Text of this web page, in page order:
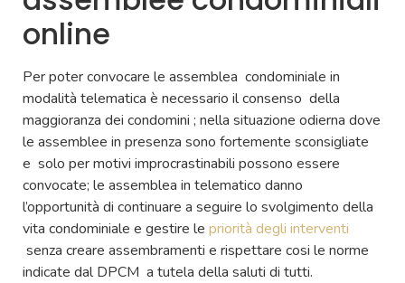
online
Per poter convocare le assemblea condominiale in
modalità telematica è necessario il consenso della
maggioranza dei condomini ; nella situazione odierna dove
le assemblee in presenza sono fortemente sconsigliate
e solo per motivi improcrastinabili possono essere
convocate; le assemblea in telematico danno
l’opportunità di continuare a seguire lo svolgimento della
vita condominiale e gestire le priorità degli interventi
senza creare assembramenti e rispettare cosi le norme
indicate dal DPCM a tutela della saluti di tutti.